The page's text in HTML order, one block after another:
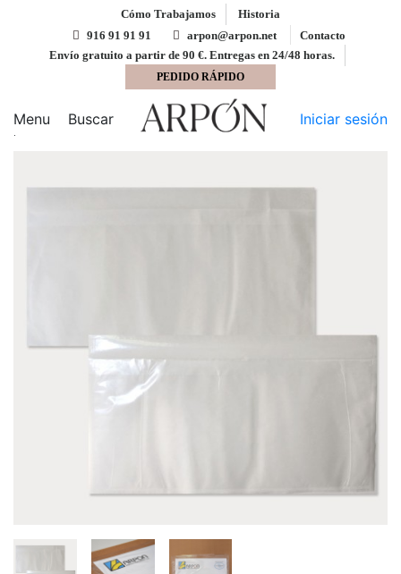
Cómo Trabajamos
Historia
916 91 91 91
arpon@arpon.net
Contacto
Envío gratuito a partir de 90 €. Entregas en 24/48 horas.
PEDIDO RÁPIDO
Menu Buscar Iniciar sesión
Embalaje y bolsas para envíos
Bolsa 130x145
Sin impresión Dorso adhesivo packing list bolsas
portadocumentos